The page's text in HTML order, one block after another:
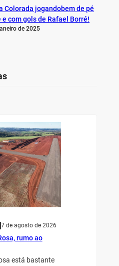
Colorada jogandobem de pé
e com gols de Rafael Borré!
de 2025
7 de agosto de 2026
rumo ao
está bastante